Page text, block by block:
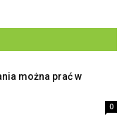
można prać w
0